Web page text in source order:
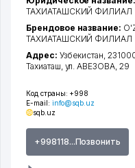
Код страны: +998
E-mail: info@sqb.uz
sqb.uz
+998118...Позвонить
ТАХИАТАШСКИЙ ФИЛИАЛ
Брендовое название:
ТАХИАТАШСКИЙ ФИЛИАЛ
Адрес: Узбекистан,
Тахиаташ ул. АВЕЗОВА, 29